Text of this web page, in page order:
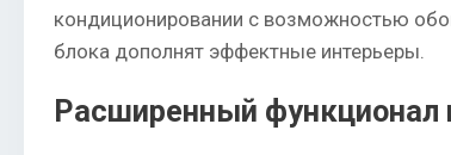
кондиционировании с возможностью
блока дополнят эффектные интерьеры.
Расширенный функционал